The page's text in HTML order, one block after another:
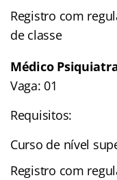
Registro com
de classe
Médico
Vaga: 01
Requisitos:
Curso de nível
Registro com